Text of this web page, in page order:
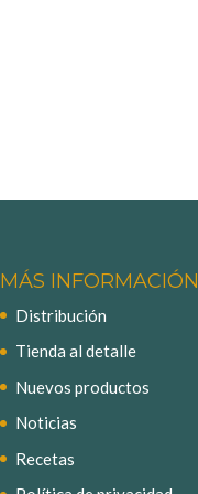
MÁS INFORMACIÓN
Distribución
Tienda al detalle
Nuevos productos
Noticias
Recetas